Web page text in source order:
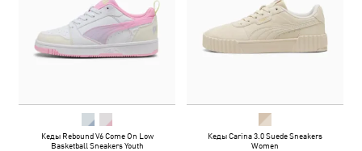
Кеды Rebound V6 Come On Low
Basketball Sneakers Youth
Кеды Carina 3.0 Suede Sneakers
Women